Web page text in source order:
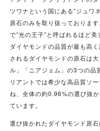
ツワナという国にある”ジュワ
原石のみを取り扱っておりま
で”光の王子”と呼ばれるほど
ダイヤモンドの品質が最も高
されるダイヤモンドの原石は
ル」「ニアジェム」の3つの品
リアントでは希少な高品質ソ
ね、全体の約0.96%の選び抜
ています。
選び抜かれたダイヤモンド原